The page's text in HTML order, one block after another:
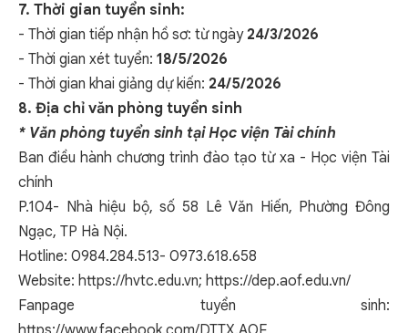
7. Thời gian tuyển sinh:
- Thời gian tiếp nhận hồ sơ: từ ngày24/3/2026
- Thời gian xét tuyển: 18/5/2026
- Thời gian khai giảng dự kiến: 24/5/2026
8. Địa chỉ văn phòng tuyển sinh
* Văn phòng tuyển sinh tại Học viện Tài chính
Ban điều hành chương trình đào tạo từ xa - Học viện Tài
chính
P.104- Nhà hiệu bộ, số 58 Lê Văn Hiến, Phường Đông
Ngạc, TP Hà Nội.
Hotline: 0984.284.513- 0973.618.658
Website: https://hvtc.edu.vn; https://dep.aof.edu.vn/
Fanpage tuyển sinh: